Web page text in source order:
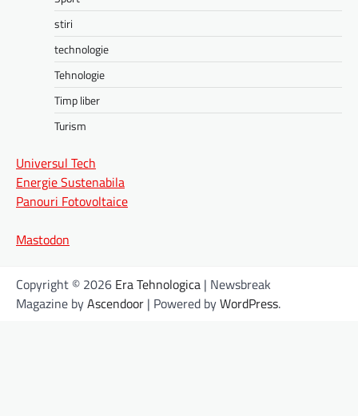
stiri
technologie
Tehnologie
Timp liber
Turism
Universul Tech
Energie Sustenabila
Panouri Fotovoltaice
Mastodon
Copyright © 2026 Era Tehnologica | Newsbreak
Magazine byAscendoor | Powered byWordPress.